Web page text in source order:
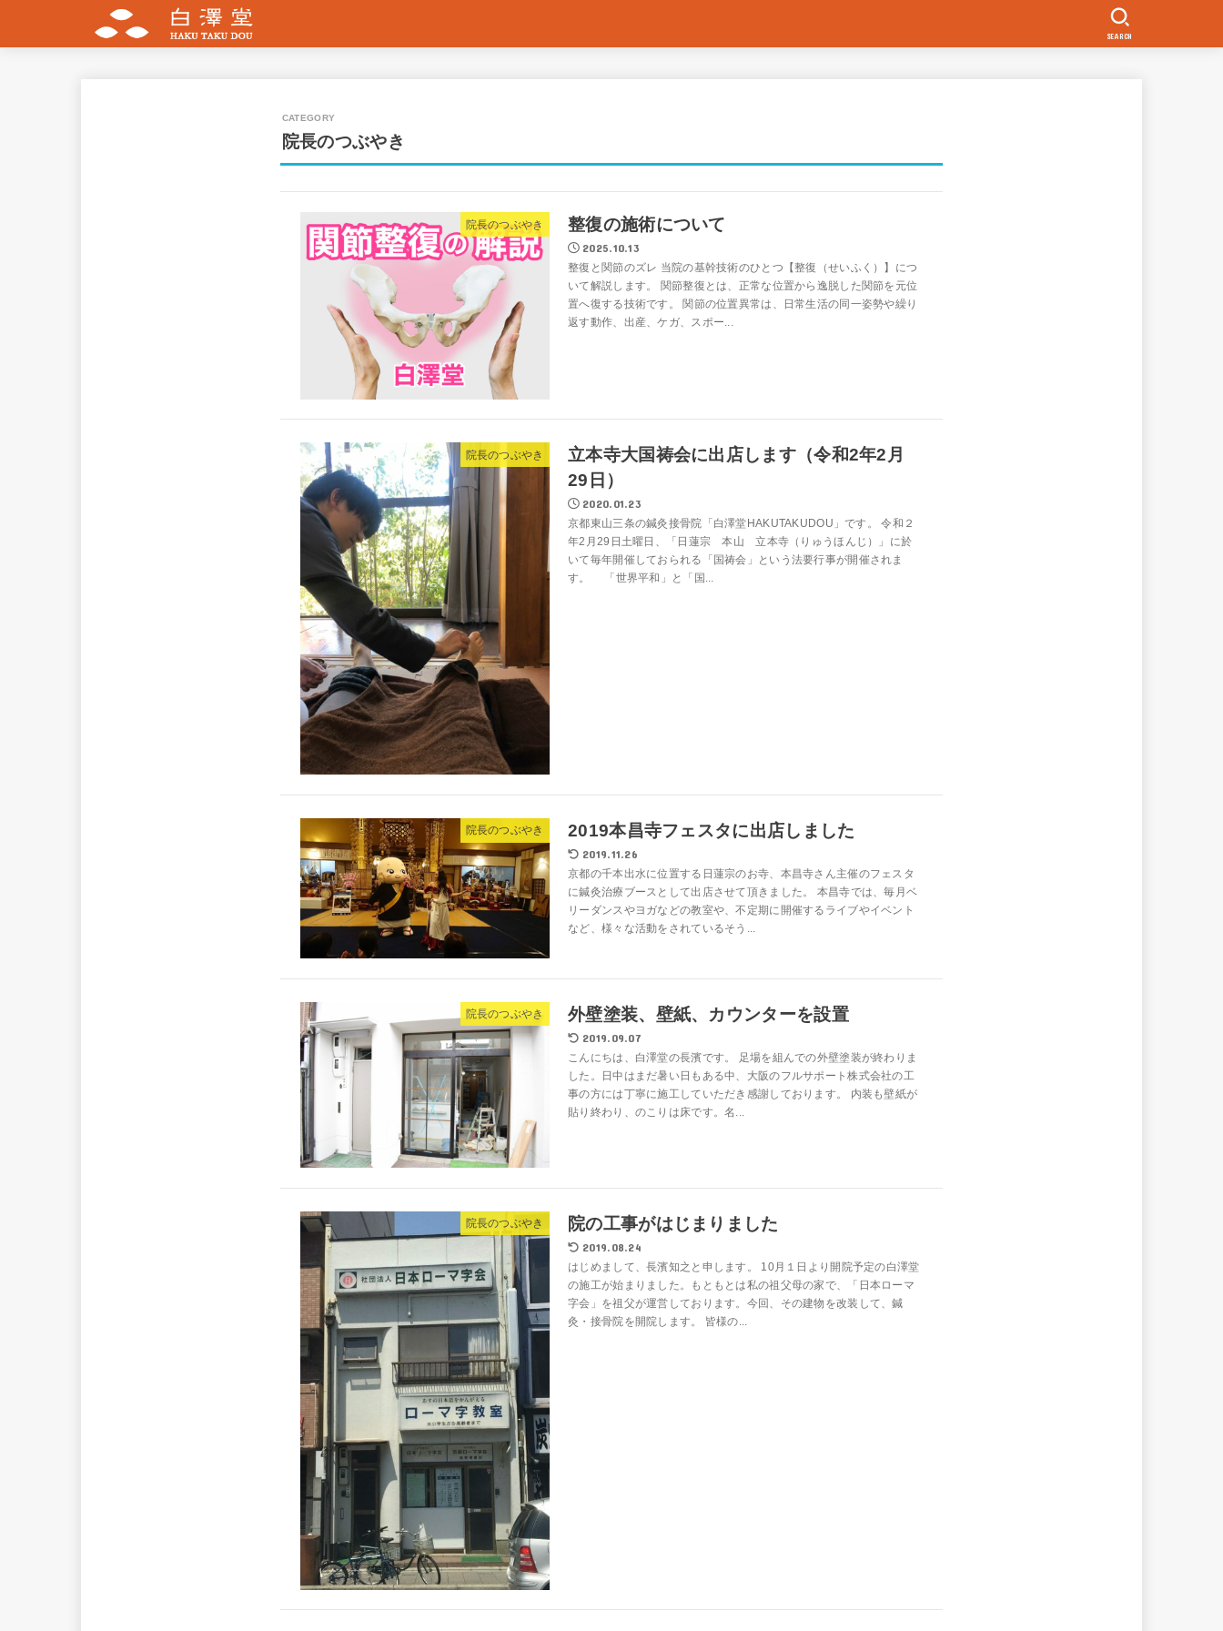
SEARCH
院長のつぶやき
院長のつぶやき 整復の施術について
2025.10.13
整復と関節のズレ 当院の基幹技術のひとつ【整復（せいふく）】につ
いて解説します。 関節整復とは、正常な位置から逸脱した関節を元位
置へ復する技術です。 関節の位置異常は、日常生活の同一姿勢や繰り
返す動作、出産、ケガ、スポー...
院長のつぶやき
立本寺大国祷会に出店します（令和2年2月
29日）
2020.01.23
京都東山三条の鍼灸接骨院「白澤堂HAKUTAKUDOU」です。 令和２
年2月29日土曜日、「日蓮宗 本山 立本寺（りゅうほんじ）」に於
いて毎年開催しておられる「国祷会」という法要行事が開催されま
す。 「世界平和」と「国...
院長のつぶやき 2019本昌寺フェスタに出店しました
2019.11.26
京都の千本出水に位置する日蓮宗のお寺、本昌寺さん主催のフェスタ
に鍼灸治療ブースとして出店させて頂きました。 本昌寺では、毎月ベ
リーダンスやヨガなどの教室や、不定期に開催するライブやイベント
など、様々な活動をされているそう...
院長のつぶやき 外壁塗装、壁紙、カウンターを設置
2019.09.07
こんにちは、白澤堂の長濱です。 足場を組んでの外壁塗装が終わりま
した。日中はまだ暑い日もある中、大阪のフルサポート株式会社の工
事の方には丁寧に施工していただき感謝しております。 内装も壁紙が
貼り終わり、のこりは床です。名...
院長のつぶやき 院の工事がはじまりました
2019.08.24
はじめまして、長濱知之と申します。 10月１日より開院予定の白澤堂
の施工が始まりました。もともとは私の祖父母の家で、「日本ローマ
字会」を祖父が運営しております。今回、その建物を改装して、鍼
灸・接骨院を開院します。 皆様の...